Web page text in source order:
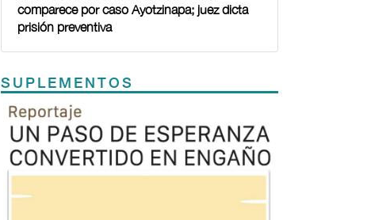
comparece por caso Ayotzinapa; juez dicta
prisión preventiva
SUPLEMENTOS